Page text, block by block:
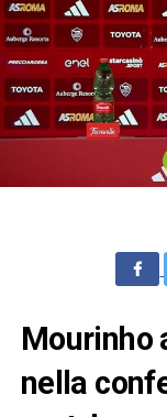
Mourinho
nella